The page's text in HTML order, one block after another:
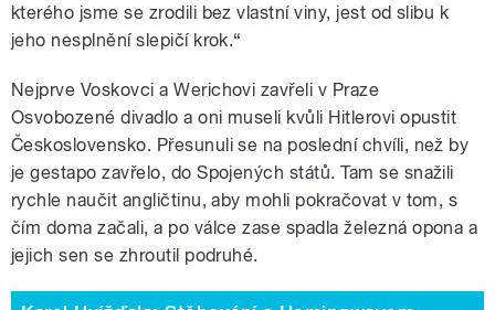
kterého jsme se zrodili bez vlastní viny, jest od slibu k
jeho nesplnění slepičí krok.“
Nejprve Voskovci a Werichovi zavřeli v Praze
Osvobozené divadlo a oni museli kvůli Hitlerovi opustit
Československo. Přesunuli se na poslední chvíli, než by
je gestapo zavřelo, do Spojených států. Tam se snažili
rychle naučit angličtinu, aby mohli pokračovat v tom, s
čím doma začali, a po válce zase spadla železná opona a
jejich sen se zhroutil podruhé.